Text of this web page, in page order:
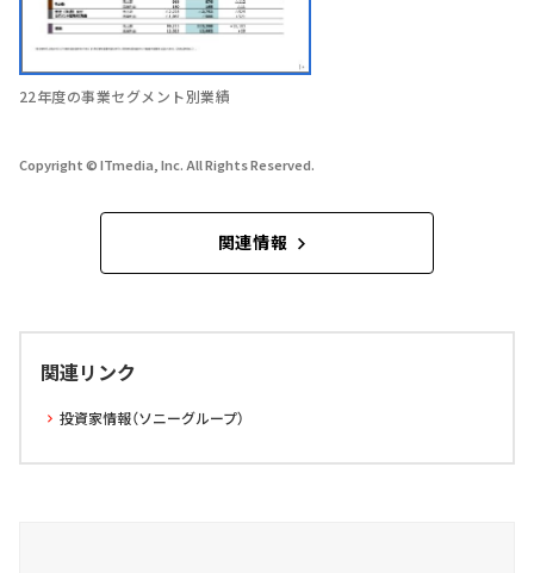
22年度の事業セグメント別業績
Copyright © ITmedia, Inc. All Rights Reserved.
関連情報
関連リンク
投資家情報（ソニーグループ）